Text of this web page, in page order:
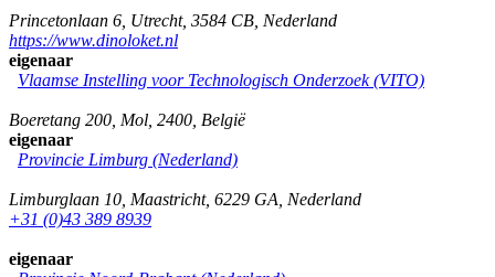
Princetonlaan 6 Utrecht, 3584 CB Nederland
https://www.dinoloket.nl
eigenaar
Vlaamse Instelling voor Technologisch Onderzoek (VITO)
Boeretang 200 Mol 2400 België
eigenaar
Provincie Limburg (Nederland)
Limburglaan 10 Maastricht, 6229 GA Nederland
+31 (0)43 389 8939
eigenaar